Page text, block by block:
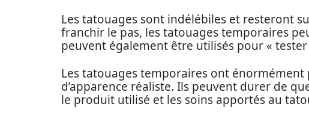
Les tatouages sont indélébiles et resteront
franchir le pas, les tatouages temporaires
peuvent également être utilisés pour «
Les tatouages temporaires ont
d’apparence réaliste. Ils peuvent durer de
le produit utilisé et les soins apportés au